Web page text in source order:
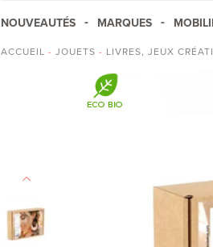
NOUVEAUTÉS MARQUES
ACCUEIL - JOUETS - LIVRES, JEUX